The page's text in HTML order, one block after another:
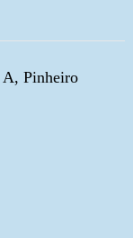
A, Pinheiro